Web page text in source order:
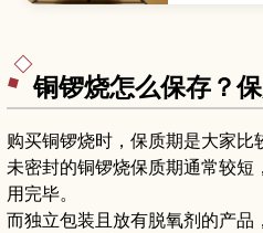
铜锣烧怎么保存？
购买铜锣烧时，保质期是大家比
未密封的铜锣烧保质期通常较
用完毕。
而独立包装且放有脱氧剂的产